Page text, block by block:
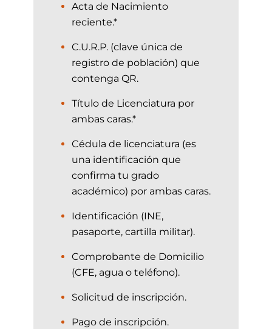
Acta de Nacimiento
reciente.*
C.U.R.P. (clave única de
registro de población) que
contenga QR.
Título de Licenciatura por
ambas caras.*
Cédula de licenciatura (es
una identificación que
confirma tu grado
académico) por ambas caras.
Identificación (INE,
pasaporte, cartilla militar).
Comprobante de Domicilio
(CFE, agua o teléfono).
Solicitud de inscripción.
Pago de inscripción.